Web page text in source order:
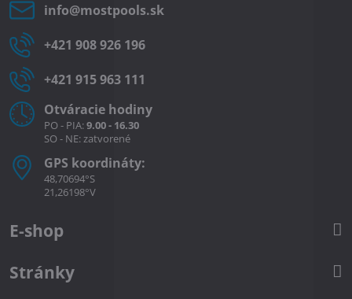
info​@mostpools​.sk
+421 908 926 196
+421 915 963 111
Otváracie hodiny
PO - PIA:9.00 - 16.30
SO - NE: zatvorené
GPS koordináty:
48,70694°S
21,26198°V
E-shop
Stránky